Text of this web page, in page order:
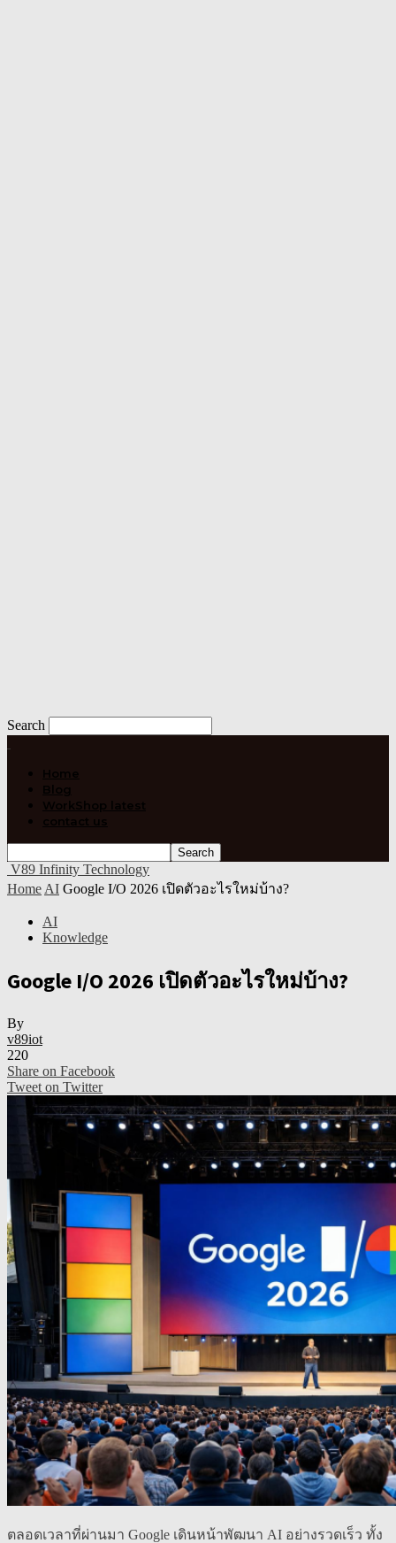
Search
Home
Blog
WorkShop latest
contact us
V89 Infinity Technology
Home AI Google I/O 2026 เปิดตัวอะไรใหม่บ้าง?
AI
Knowledge
Google I/O 2026 เปิดตัวอะไรใหม่บ้าง?
By
v89iot
220
Share on Facebook
Tweet on Twitter
ตลอดเวลาที่ผ่านมา Google เดินหน้าพัฒนา AI อย่างรวดเร็ว ทั้ง